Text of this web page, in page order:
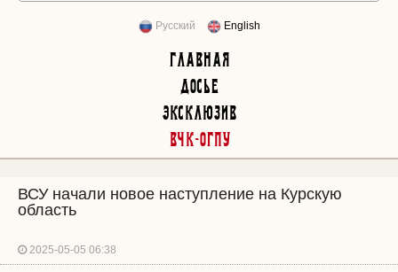
Русский English
Главная
Досье
Эксклюзив
ВЧК-ОГПУ
ВСУ начали новое наступление на Курскую
область
2025-05-05 06:38